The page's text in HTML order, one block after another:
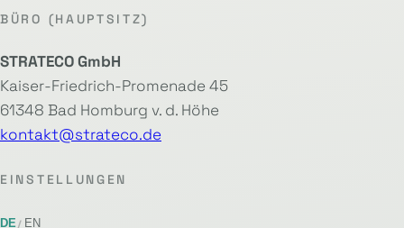
BÜRO (HAUPTSITZ)
STRATECO GmbH
Kaiser-Friedrich-Promenade 45
61348 Bad Homburg v. d. Höhe
kontakt@strateco.de
EINSTELLUNGEN
DE EN